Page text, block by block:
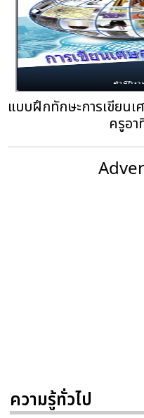
แบบฝึกทักษะการเขียน
ครูอ
ความรู้ทั่วไป